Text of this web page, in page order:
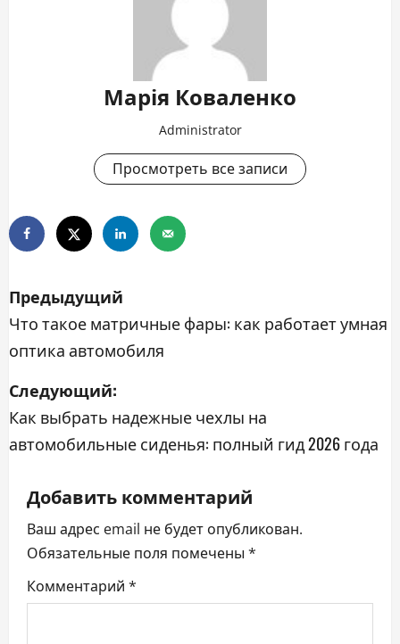
Марія Коваленко
Administrator
Просмотреть все записи
Н
а
в
и
г
Предыдущий
Что такое матричные фары: как работает умная
оптика автомобиля
Следующий:
Как выбрать надежные чехлы на
автомобильные сиденья: полный гид 2026 года
Добавить комментарий
Ваш адрес email не будет опубликован.
Обязательные поля помечены *
Комментарий *